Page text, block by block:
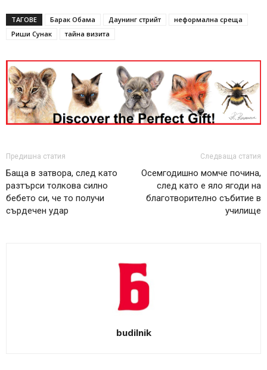
ТАГОВЕ Барак Обама Даунинг стрийт
неформална среща
Риши Сунак
тайна визита
Предишна статия
Баща в затвора, след като
разтърси толкова силно
бебето си, че то получи
сърдечен удар
Следваща статия
Осемгодишно момче почина,
след като е яло ягоди на
благотворително събитие в
училище
budilnik